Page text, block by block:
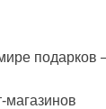
магазинов